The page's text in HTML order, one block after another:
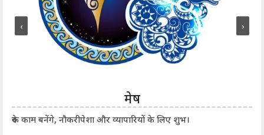
मेष
रुके काम बनेंगे, नौकरीपेशा और व्यापारियों के लिए शुभ।
‹ ›